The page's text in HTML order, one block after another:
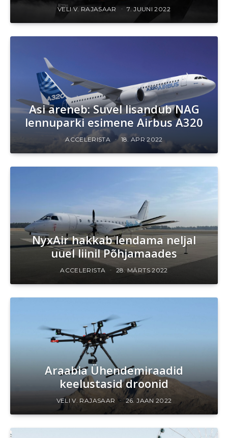
VELI V. RAJASAAR 7. JUUNI 2022
Asi areneb: Suvel lisandub NAG
lennuparki esimene Airbus A320
ACCELERISTA 18. APR 2022
NyxAir hakkab lendama neljal
uuel liinil Põhjamaades
ACCELERISTA 28. MÄRTS 2022
Araabia Ühendemiraadid
keelustasid droonid
VELI V. RAJASAAR 26. JAAN 2022